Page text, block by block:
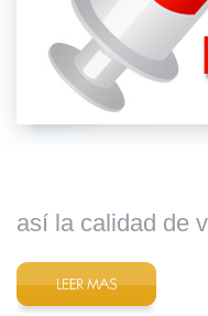
así la calidad de